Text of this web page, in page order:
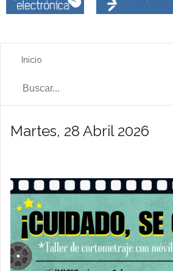
Inicio
Martes, 28 Abril 2026